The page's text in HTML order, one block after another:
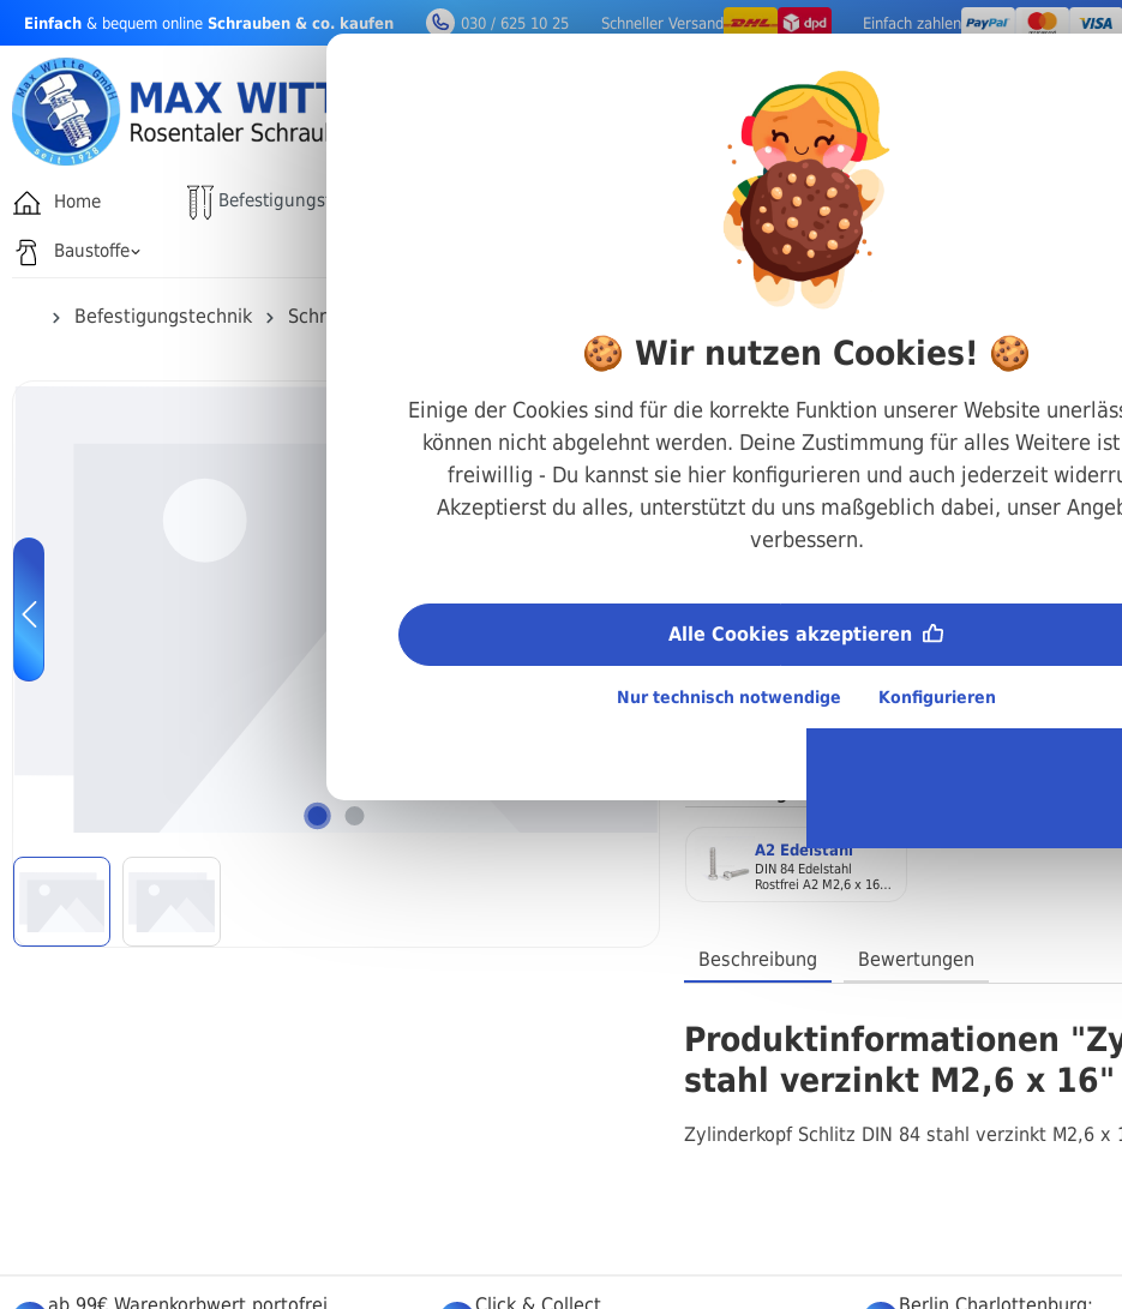
springen
Einfach & bequem online Schrauben & co. kaufen 030 / 625 10 25 Schneller Versand Einfach zahlen
Home Befestigungstechnik Werkzeuge
Baustoffe
Befestigungstechnik Schrauben
Zylinderkopf
M2,6 x 16
Art.-Nr.
4700084026016
16 mm
Stahl, verzinkt
A2 Edelstahl
DIN 84 Edelstahl
Rostfrei A2 M2,6 x 16
Beschreibung Bewertungen
Produktinformationen
stahl verzinkt M2,6 x 16"
Zylinderkopf Schlitz DIN 84 stahl verzinkt M2,6 x
🍪 Wir nutzen Cookies! 🍪
Einige der Cookies sind für die korrekte Funktion unserer Website
können nicht abgelehnt werden. Deine Zustimmung für alles Weitere
freiwillig - Du kannst sie hier konfigurieren und auch jederzeit
Akzeptierst du alles, unterstützt du uns maßgeblich dabei, unser
verbessern.
Alle Cookies akzeptieren
Nur technisch notwendige Konfigurieren